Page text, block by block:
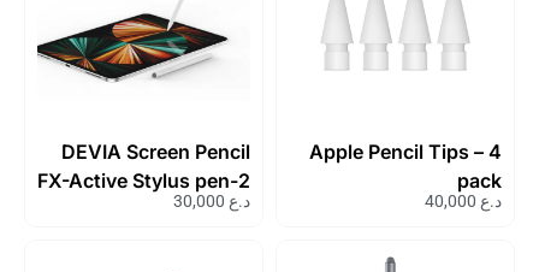
Apple Pencil Tips – 4
pack
د.ع
DEVIA Screen Pencil
FX-Active Stylus pen-2
د.ع